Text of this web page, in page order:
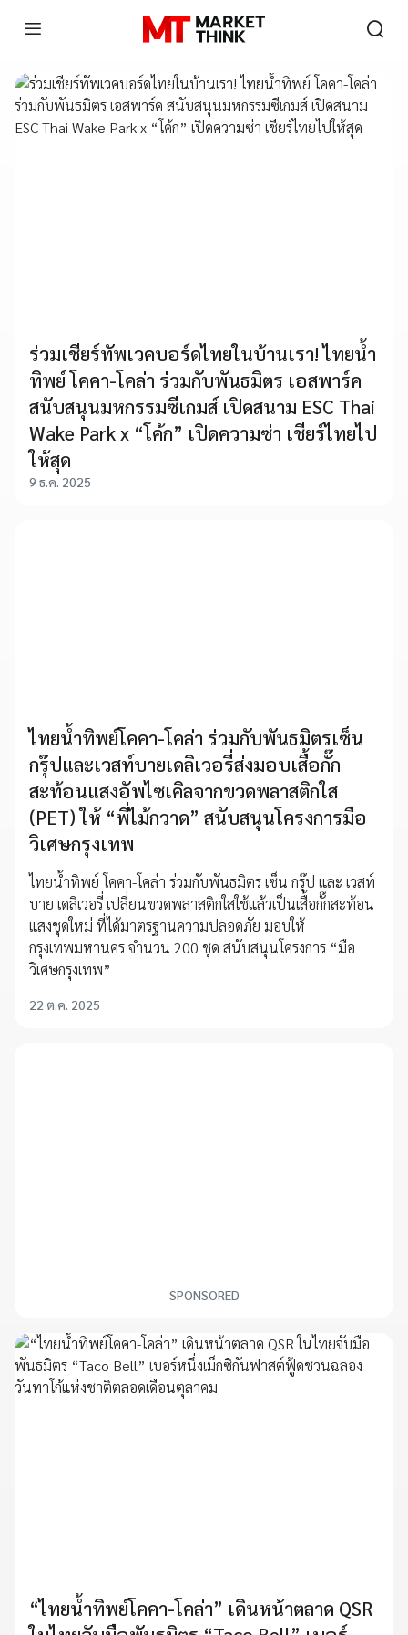
ร่วมเชียร์ทัพเวคบอร์ดไทยในบ้านเรา! ไทยน้ำ
ทิพย์ โคคา-โคล่า ร่วมกับพันธมิตร เอสพาร์ค
สนับสนุนมหกรรมซีเกมส์ เปิดสนาม ESC Thai
Wake Park x “โค้ก” เปิดความซ่า เชียร์ไทยไป
ให้สุด
9 ธ.ค. 2025
ไทยน้ำทิพย์โคคา-โคล่า ร่วมกับพันธมิตรเซ็น
กรุ๊ปและเวสท์บายเดลิเวอรี่ส่งมอบเสื้อกั๊ก
สะท้อนแสงอัพไซเคิลจากขวดพลาสติกใส
(PET) ให้ “พี่ไม้กวาด” สนับสนุนโครงการมือ
วิเศษกรุงเทพ
ไทยน้ำทิพย์ โคคา-โคล่า ร่วมกับพันธมิตร เซ็น กรุ๊ป และ เวสท์
บาย เดลิเวอรี่ เปลี่ยนขวดพลาสติกใสใช้แล้วเป็นเสื้อกั๊กสะท้อน
แสงชุดใหม่ ที่ได้มาตรฐานความปลอดภัย มอบให้
กรุงเทพมหานคร จำนวน 200 ชุด สนับสนุนโครงการ “มือ
วิเศษกรุงเทพ”
22 ต.ค. 2025
SPONSORED
“ไทยน้ำทิพย์โคคา-โคล่า” เดินหน้าตลาด QSR